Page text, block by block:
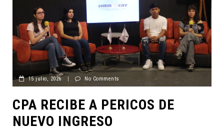
15 julio, 2026 No Comments
CPA RECIBE A PERICOS DE
NUEVO INGRESO